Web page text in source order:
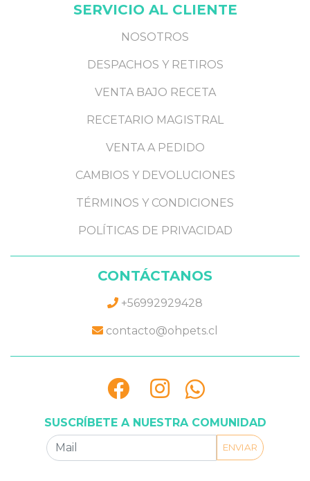
SERVICIO AL CLIENTE
NOSOTROS
DESPACHOS Y RETIROS
VENTA BAJO RECETA
RECETARIO MAGISTRAL
VENTA A PEDIDO
CAMBIOS Y DEVOLUCIONES
TÉRMINOS Y CONDICIONES
POLÍTICAS DE PRIVACIDAD
CONTÁCTANOS
+56992929428
contacto@ohpets.cl
SUSCRÍBETE A NUESTRA COMUNIDAD
ENVIAR